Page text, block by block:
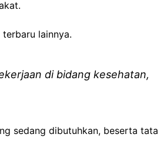
terbaru lainnya.
di bidang kesehatan,
sedang dibutuhkan, beserta tata